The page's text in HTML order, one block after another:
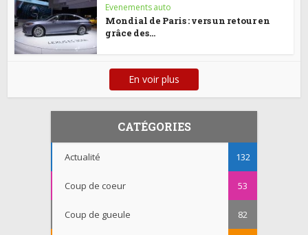
Evenements auto
Mondial de Paris : vers un retour en
grâce des...
En voir plus
CATÉGORIES
Actualité 132
Coup de coeur 53
Coup de gueule 82